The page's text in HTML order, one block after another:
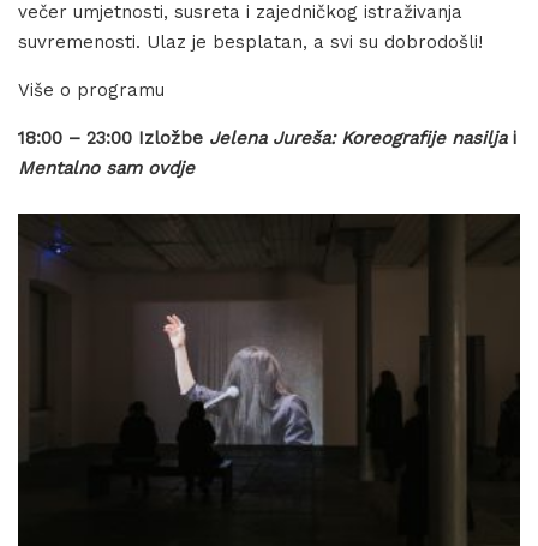
večer umjetnosti, susreta i zajedničkog istraživanja
suvremenosti. Ulaz je besplatan, a svi su dobrodošli!
Više o programu
18:00 – 23:00 Izložbe Jelena Jureša: Koreografije nasiljai
Mentalno sam ovdje